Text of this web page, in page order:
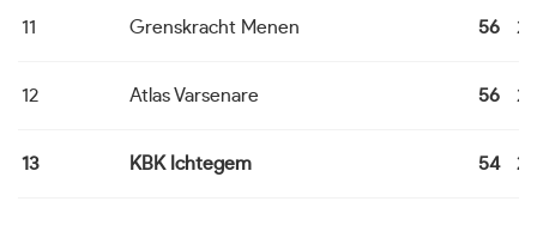
11 Grenskracht Menen 56 24
12 Atlas Varsenare 56 24
13 KBK Ichtegem 54 24